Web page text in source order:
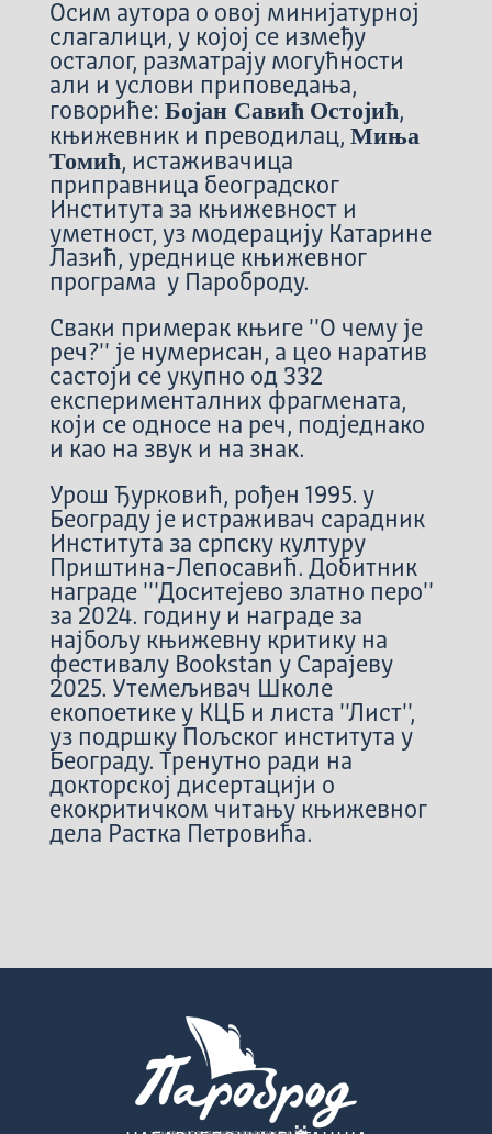
Осим аутора о овој минијатурној
слагалици, у којој се између
осталог, разматрају могућности
али и услови приповедања,
говориће: Бојан Савић Остојић,
књижевник и преводилац, Миња
Томић, истаживачица
приправница београдског
Института за књижевност и
уметност, уз модерацију Катарине
Лазић, уреднице књижевног
програма у Пароброду.
Сваки примерак књиге ''О чему је
реч?'' је нумерисан, а цео наратив
састоји се укупно од 332
експерименталних фрагмената,
који се односе на реч, подједнако
и као на звук и на знак.
Урош Ђурковић, рођен 1995. у
Београду је истраживач сарадник
Института за српску културу
Приштина-Лепосавић. Добитник
награде '''Доситејево златно перо''
за 2024. годину и награде за
најбољу књижевну критику на
фестивалу Bookstan у Сарајеву
2025. Утемељивач Школе
екопоетике у КЦБ и листа ''Лист'',
уз подршку Пољског института у
Београду. Тренутно ради на
докторској дисертацији о
екокритичком читању књижевног
дела Растка Петровића.